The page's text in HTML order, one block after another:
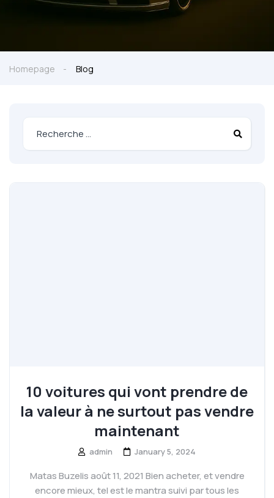
Homepage Blog
10 voitures qui vont prendre de
la valeur à ne surtout pas vendre
maintenant
admin January 5, 2024
Matas Buzelis août 11, 2021 Bien acheter, et vendre
encore mieux, tel est le mantra suivi par tous les